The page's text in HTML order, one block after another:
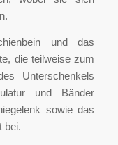
und das
die teilweise zum
Unterschenkels
und Bänder
sowie das
bei.